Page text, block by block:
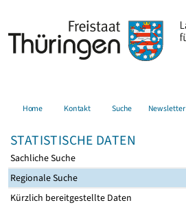
Home Kontakt Suche Newsletter
STATISTISCHE DATEN
Sachliche Suche
Regionale Suche
Kürzlich bereitgestellte Daten